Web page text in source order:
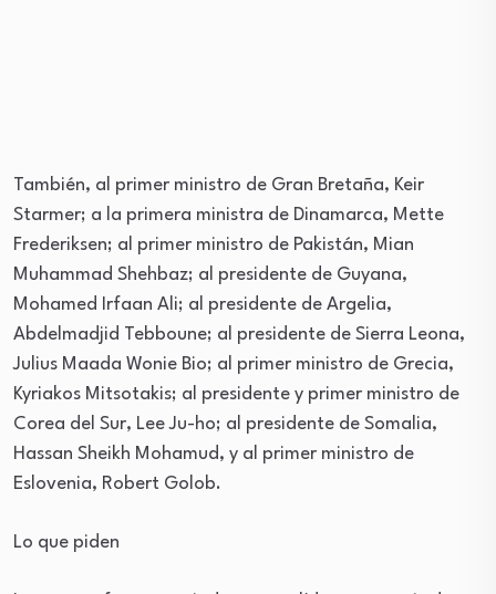
También, al primer ministro de Gran Bretaña, Keir
Starmer; a la primera ministra de Dinamarca, Mette
Frederiksen; al primer ministro de Pakistán, Mian
Muhammad Shehbaz; al presidente de Guyana,
Mohamed Irfaan Ali; al presidente de Argelia,
Abdelmadjid Tebboune; al presidente de Sierra Leona,
Julius Maada Wonie Bio; al primer ministro de Grecia,
Kyriakos Mitsotakis; al presidente y primer ministro de
Corea del Sur, Lee Ju-ho; al presidente de Somalia,
Hassan Sheikh Mohamud, y al primer ministro de
Eslovenia, Robert Golob.
Lo que piden